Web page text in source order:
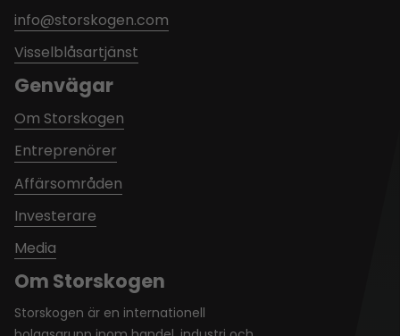
Om Storskogen
Storskogen är en internationell
info@storskogen.com
Visselblåsartjänst
Genvägar
Om Storskogen
Entreprenörer
Affärsområden
Investerare
Media